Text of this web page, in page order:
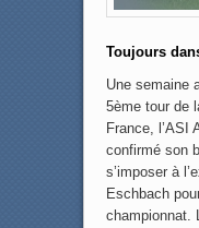
Toujours
Une semaine
5ème tour de
France, l’ASI
confirmé son
s’imposer à
Eschbach
championnat.